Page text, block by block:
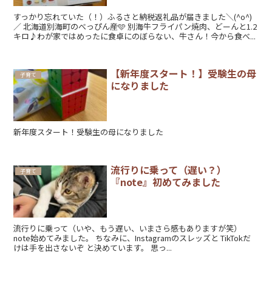
すっかり忘れていた（！）ふるさと納税返礼品が届きました＼(^o^)
／ 北海道別海町のべっぴん産🩵 別海牛フライパン焼肉、どーんと1.2
キロ♪わが家ではめったに食卓にのぼらない、牛さん！今から食べ...
子育て
【新年度スタート！】受験生の母
になりました
新年度スタート！受験生の母になりました
子育て
流行りに乗って（遅い？）
『note』初めてみました
流行りに乗って（いや、もう遅い、いまさら感もありますが笑）
note始めてみました。 ちなみに、Instagramのスレッズと TikTokだ
けは手を出さないぞ と決めています。 思っ...